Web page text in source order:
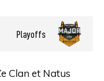
Playoffs
Clan et Natus